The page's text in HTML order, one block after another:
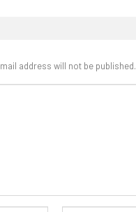
address will not be published.